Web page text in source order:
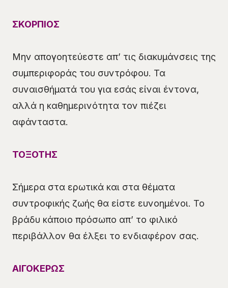
ΣΚΟΡΠΙΟΣ
Μην απογοητεύεστε απ’ τις διακυμάνσεις της
συμπεριφοράς του συντρόφου. Τα
συναισθήματά του για εσάς είναι έντονα,
αλλά η καθημερινότητα τον πιέζει
αφάνταστα.
ΤΟΞΟΤΗΣ
Σήμερα στα ερωτικά και στα θέματα
συντροφικής ζωής θα είστε ευνοημένοι. Το
βράδυ κάποιο πρόσωπο απ’ το φιλικό
περιβάλλον θα έλξει το ενδιαφέρον σας.
ΑΙΓΟΚΕΡΩΣ